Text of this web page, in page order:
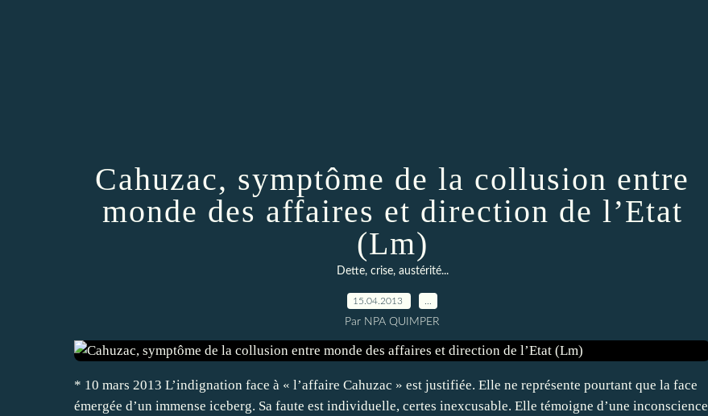
Cahuzac, symptôme de la collusion entre
monde des affaires et direction de l’Etat
(Lm)
Dette, crise, austérité...
15.04.2013
Par NPA QUIMPER
* 10 mars 2013 L’indignation face à « l’affaire Cahuzac » est justifiée. Elle ne représente pourtant que la face
émergée d’un immense iceberg. Sa faute est individuelle, certes inexcusable. Elle témoigne d’une inconscience